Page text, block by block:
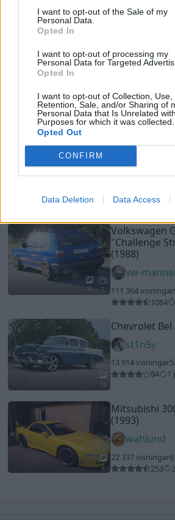
I want to opt-out of the Sale of my
Personal Data.
Opted In
I want to opt-out of processing my
Personal Data for Targeted
Opted In
I want to opt-out of Collection, Use,
Retention, Sale, and/or Sharing of
Personal Data that Is Unrelated
Purposes for which it was collected.
Opted Out
CONFIRM
Data Deletion Data Access
Evilmopar
20
Dodge Polara
Odmark
11 875 visningar
13
19
Opel Kadett
30 654 visningar
20 1
Volkswagen
"Challenge
(1988)
vw-
111 364 visningar
1084
19
Chevrolet Bel
st1n5y
13 914 visningar
84
1
6
Mitsubishi
(1993)
wahlund
22 337 visningar
253